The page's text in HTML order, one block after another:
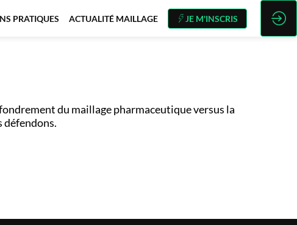
PRATIQUES ACTUALITÉ MAILLAGE JE M'INSCRIS
du maillage pharmaceutique versus la